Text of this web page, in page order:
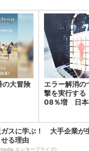
の大冒険
エラー解消の
撃を実行す
08％増 日本
ガスに学ぶ！ 大手企業が
る理由
エンタープライズ)